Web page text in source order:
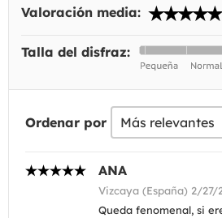
Valoración media:
Talla del disfraz:
Ordenar por
ANA
Vizcaya (España) 2/27/
Queda fenomenal, si